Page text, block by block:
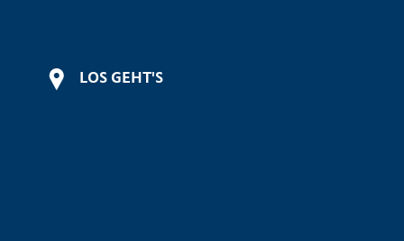
LOS GEHT'S